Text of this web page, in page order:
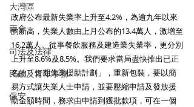
大灣區
兩會
司法及法律
民政及青年事務
保安
政府公布最新失業率上升至4.2%，為逾九年以來
的新高，失業人數由上月公布的13.4萬人，激增至
16.2萬人。從事餐飲服務及建造業失業率，更分別
上升至8.6%及8.5%。我們要求當局盡快推出已正
名的「短期失業援助計劃」，重新包裝，要以簡
易方式讓失業人士申請，並要壓縮申請及發放援
助金額時間，務求由申請到獲批款項，可在一個